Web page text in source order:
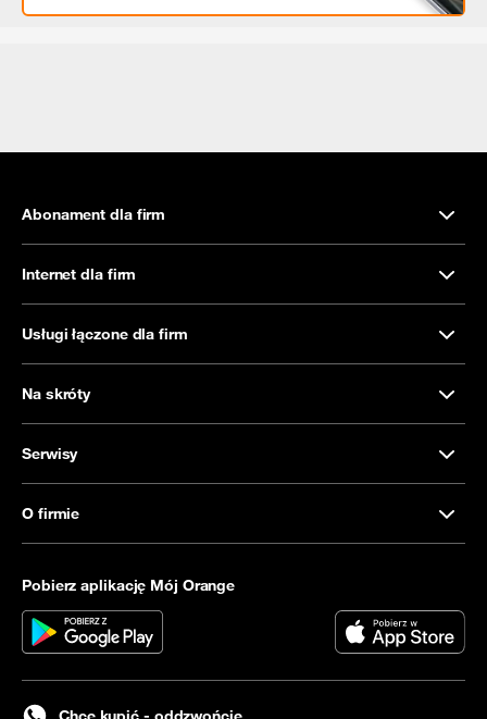
Abonament dla firm
Internet dla firm
Usługi łączone dla firm
Na skróty
Serwisy
O firmie
Pobierz aplikację Mój Orange